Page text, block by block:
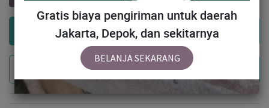
Add to Cart
Buy Now
Gratis biaya pengiriman untuk daerah
Jakarta, Depok, dan sekitarnya
BELANJA SEKARANG